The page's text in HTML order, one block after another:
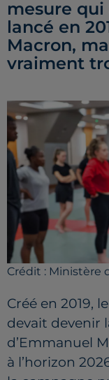
mesure
lancé en
Macron,
vraiment
Crédit : Ministère
Créé en 2019,
devait devenir
d’Emmanuel
à l’horizon